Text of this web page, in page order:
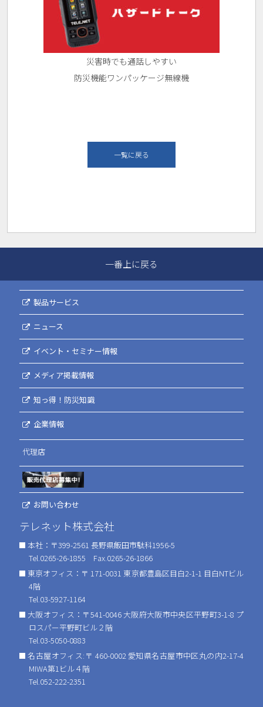
災害時でも通話しやすい
防災機能ワンパッケージ無線機
一覧に戻る
一番上に戻る
製品サービス
ニュース
イベント・セミナー情報
メディア掲載情報
知っ得！防災知識
企業情報
代理店
お問い合わせ
テレネット株式会社
本社：〒399-2561 長野県飯田市駄科1956-5
Tel.0265-26-1855 Fax.0265-26-1866
東京オフィス：〒 171-0031 東京都豊島区目白2-1-1 目白NTビル
4階
Tel.03-5927-1164
大阪オフィス：〒541-0046 大阪府大阪市中央区平野町3-1-8 プ
ロスパー平野町ビル２階
Tel.03-5050-0883
名古屋オフィス:〒 460-0002 愛知県名古屋市中区丸の内2-17-4
MIWA第1ビル４階
Tel.052-222-2351